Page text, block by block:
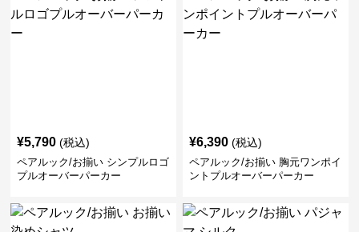
¥5,790 (税込)
ペアルック/お揃い シンプルロゴ
プルオーバーパーカー
¥6,390 (税込)
ペアルック/お揃い 胸元ワンポイ
ントプルオーバーパーカー